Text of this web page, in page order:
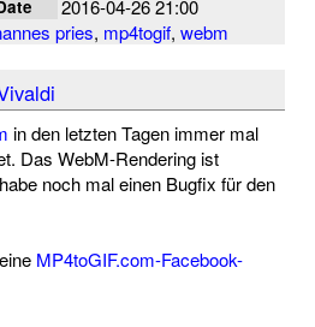
2016-04-26 21:00
pries, mp4togif, webm
in den letzten Tagen immer mal
Das WebM-Rendering ist
noch mal einen Bugfix für den
MP4toGIF.com-Facebook-